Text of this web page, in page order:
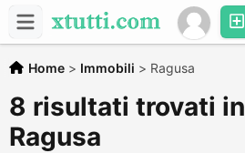
Home > Immobili > Ragusa
8 risultati trovati
Ragusa